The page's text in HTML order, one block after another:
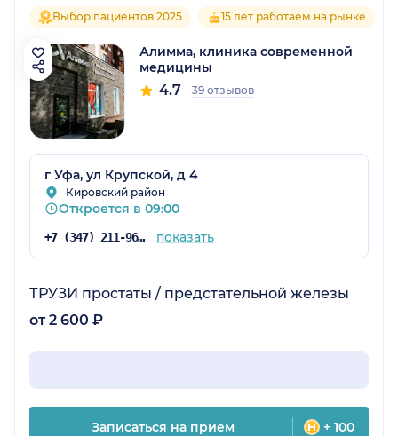
Выбор пациентов 2025 15 лет работаем на рынке
Алимма, клиника современной
медицины
4.7 39 отзывов
г Уфа, ул Крупской, д 4
Кировский район
Откроется в 09:00
+7 (347) 211-96-07 показать
ТРУЗИ простаты / предстательной железы
от 2 600 ₽
Записаться на прием + 100